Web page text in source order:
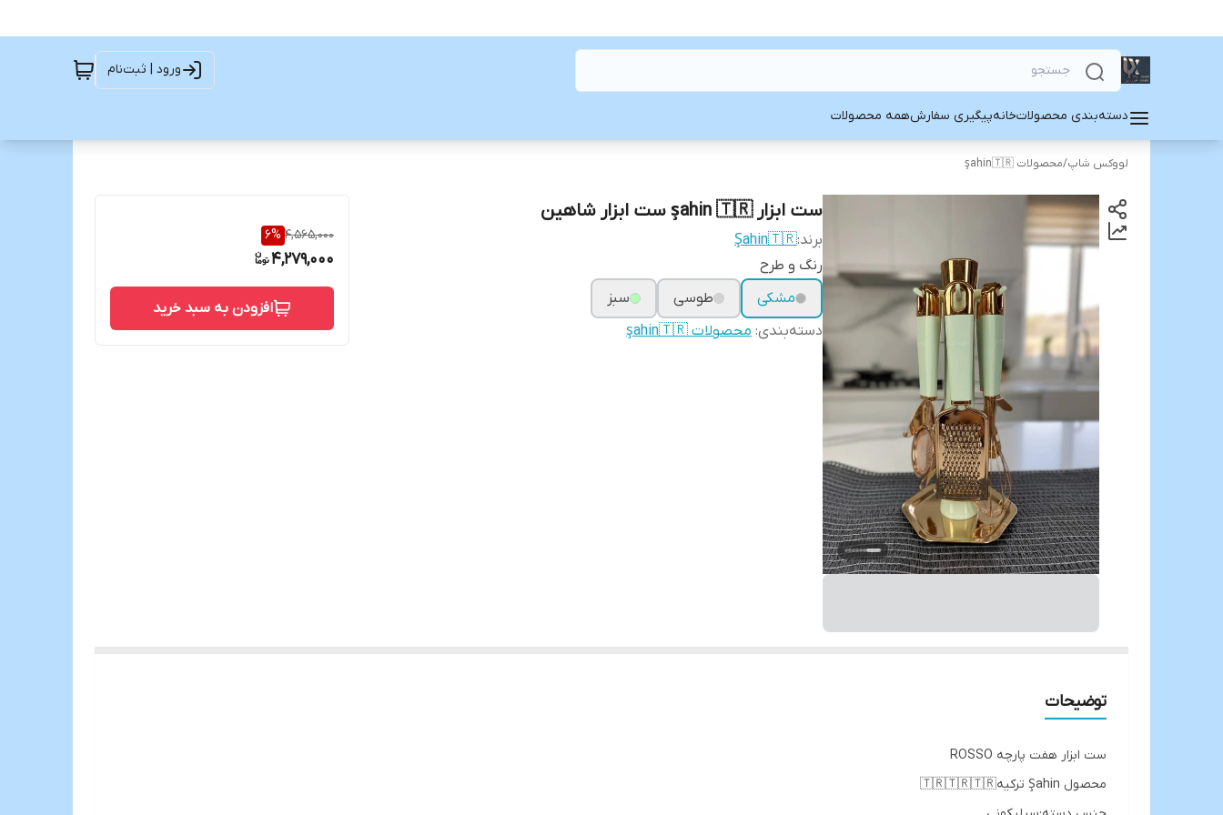
ورود | ثبت‌نام
دسته‌بندی محصولاتخانهپیگیری سفارشهمه محصولات
لووکس شاپ/محصولات şahin🇹🇷
ست ابزار şahin 🇹🇷 ست ابزار شاهین
برند:Şahin🇹🇷
رنگ و طرح
مشکی
طوسی
سبز
دسته‌بندی: محصولات şahin🇹🇷
4,565,000
6%
4,279,000
افزودن به سبد خرید
توضیحات
ست ابزار هفت پارچه ROSSO
محصول Şahin ترکیه🇹🇷🇹🇷🇹🇷